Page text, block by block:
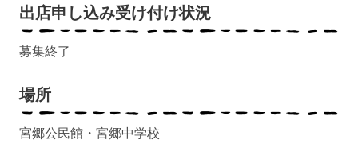
出店申し込み受け付け状況
募集終了
場所
宮郷公民館・宮郷中学校